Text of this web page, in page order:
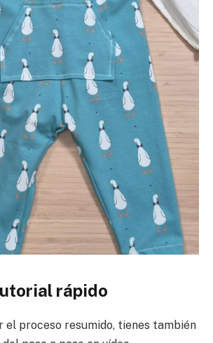
rápido
el proceso resumido, tienes también